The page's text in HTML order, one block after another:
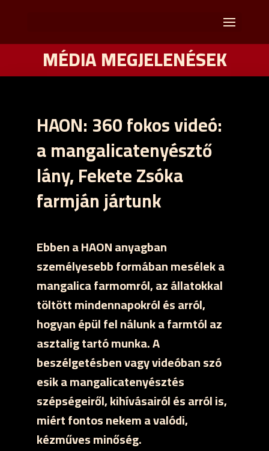
MÉDIA MEGJELENÉSEK
HAON: 360 fokos videó:
a mangalicatenyésztő
lány, Fekete Zsóka
farmján jártunk
Ebben a HAON anyagban
személyesebb formában mesélek a
mangalica farmomról, az állatokkal
töltött mindennapokról és arról,
hogyan épül fel nálunk a farmtól az
asztalig tartó munka. A
beszélgetésben vagy videóban szó
esik a mangalicatenyésztés
szépségeiről, kihívásairól és arról is,
miért fontos nekem a valódi,
kézműves minőség.